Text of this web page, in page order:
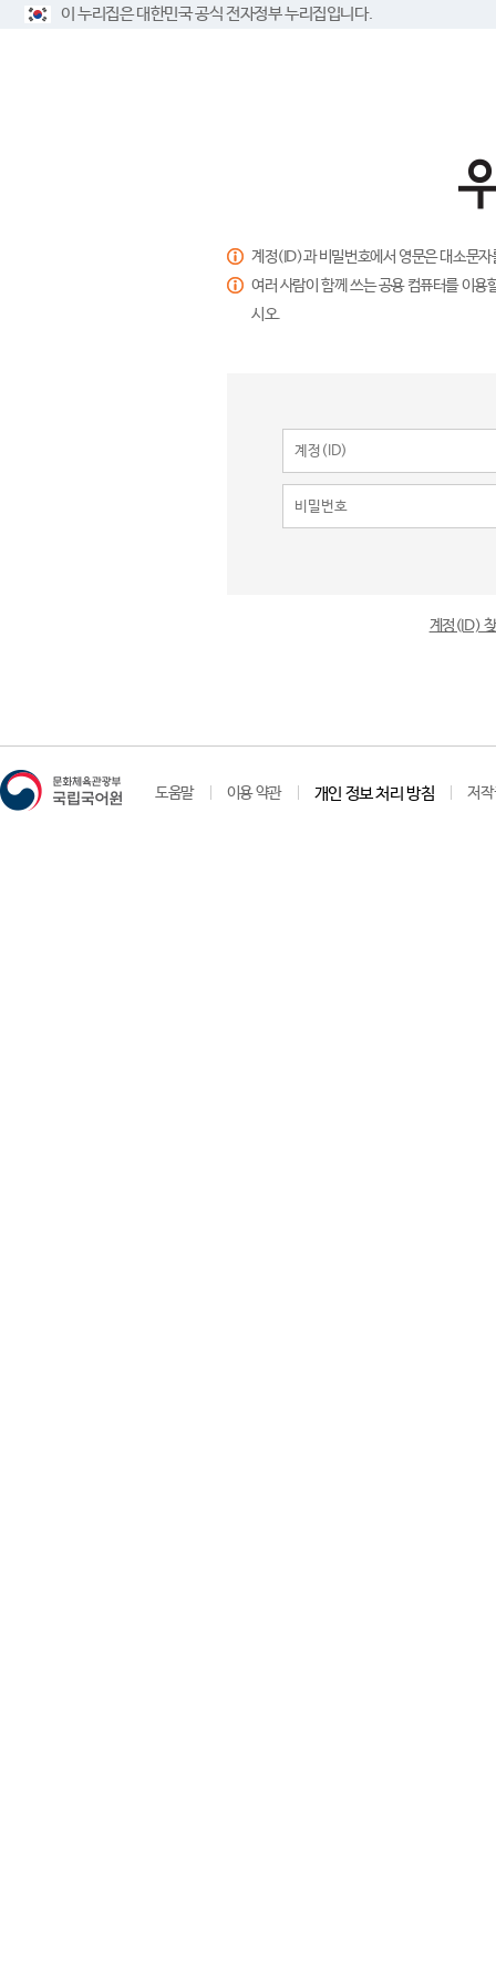
이 누리집은 대한민국 공식 전자정부 누리집입니다.
계정(ID)과 비밀번호에서 영문은 대소문
여러 사람이 함께 쓰는 공용 컴퓨터를 이
시오.
계정(ID)
도움말 이용 약관 개인 정보 처리 방침 저